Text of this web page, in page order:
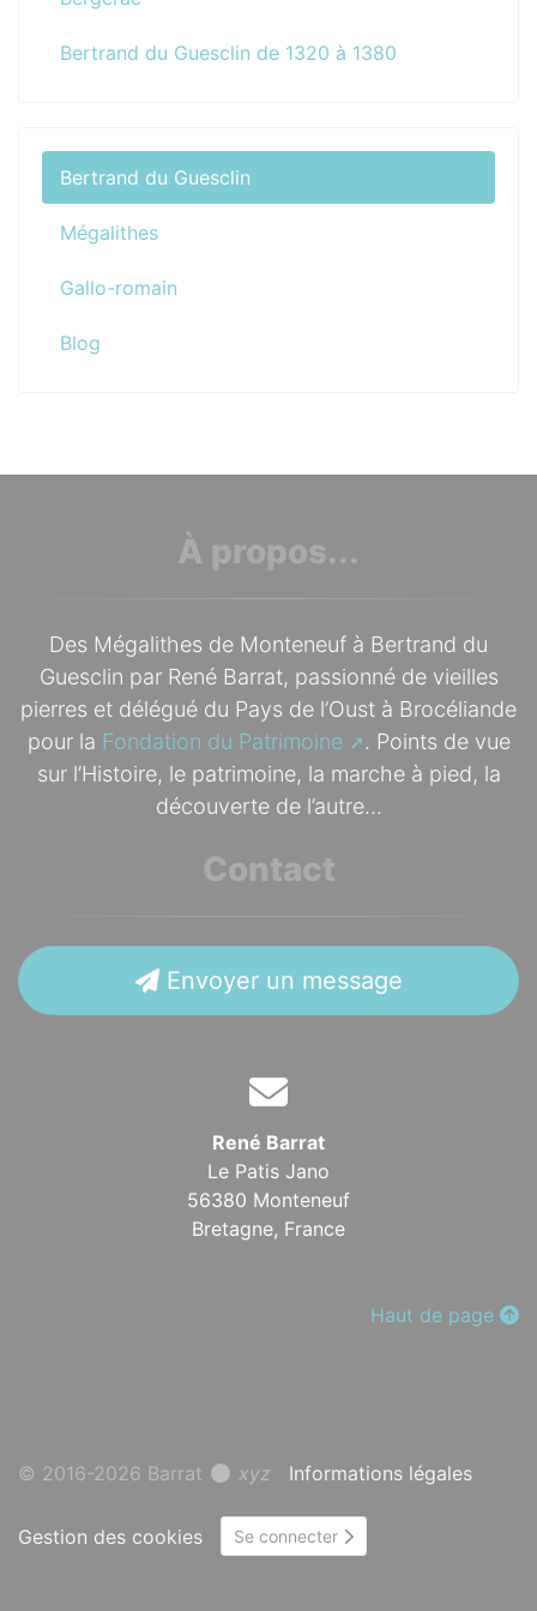
Bertrand du Guesclin de 1320 à 1380
Bertrand du Guesclin
Mégalithes
Gallo-romain
Blog
À propos...
Des Mégalithes de Monteneuf à Bertrand du
Guesclin par René Barrat, passionné de vieilles
pierres et délégué du Pays de l’Oust à Brocéliande
pour la Fondation du Patrimoine
. Points de vue
sur l’Histoire, le patrimoine, la marche à pied, la
découverte de l’autre...
Contact
Envoyer un message
René Barrat
Le Patis Jano
56380 Monteneuf
Bretagne, France
Haut de page
© 2016-2026 Barrat xyz Informations légales
Gestion des cookies Se connecter